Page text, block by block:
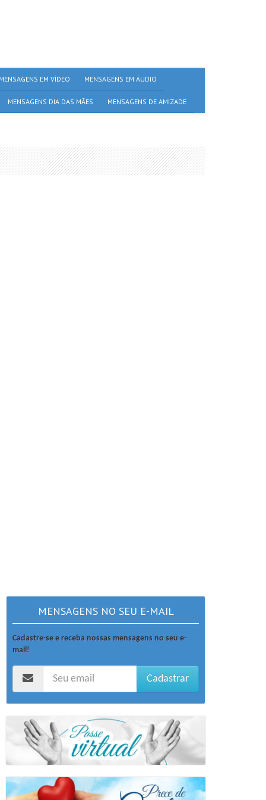
MENSAGENS EM VÍDEO MENSAGENS EM ÁUDIO
MENSAGENS DIA DAS MÃES MENSAGENS DE AMIZADE
MENSAGENS NO SEU E-MAIL
Cadastre-se e receba nossas mensagens no seu e-
mail!
Cadastrar